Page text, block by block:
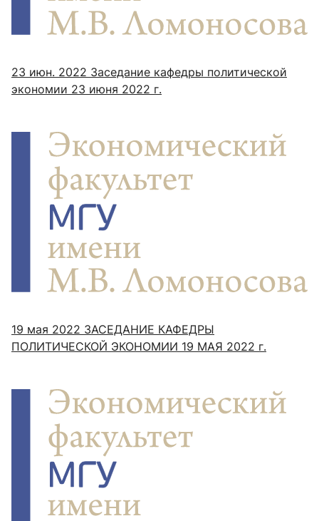
23 июн. 2022 Заседание кафедры политической
экономии 23 июня 2022 г.
19 мая 2022 ЗАСЕДАНИЕ КАФЕДРЫ
ПОЛИТИЧЕСКОЙ ЭКОНОМИИ 19 МАЯ 2022 г.